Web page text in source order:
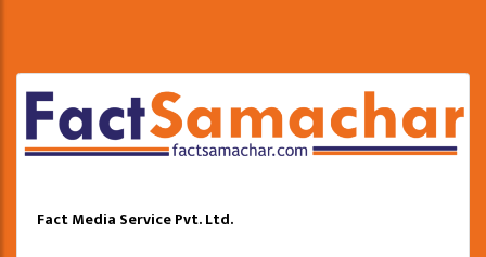
Fact Media Service Pvt. Ltd.